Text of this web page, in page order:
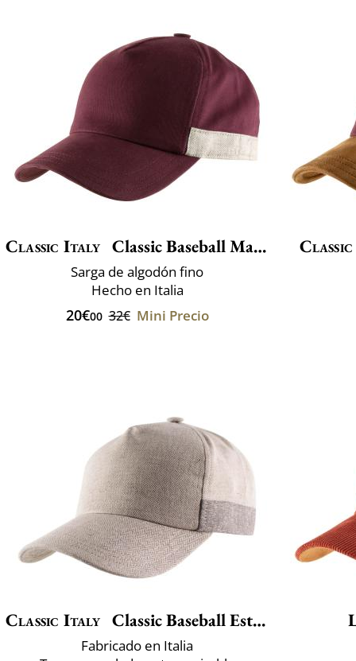
Classic Italy Classic Baseball Maddalena
Sarga de algodón fino
Hecho en Italia
20€00 32€ Mini Precio
Classic Italy Classic Baseball Estivo
Fabricado en Italia